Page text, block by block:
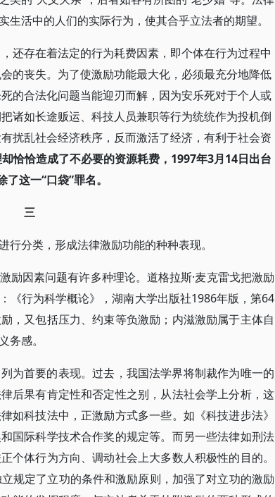
活中的人们的实际行为，使其合乎立法者的期望。
还存在着法定的行为耗费因素，即个体在行为过程中
的丧失。为了使激励功能最大化，必须最充分地降低
的合法化问题当能迎刃而解，因为安乐死对于个人或
诸如长途贩运、科技人员兼职等行为统统作为投机倒
扰乱社会经济秩序，反而激活了经济，有利于社会资
恰恰造成了不必要的资源耗费，1997年3月14日出台
这一“口袋”罪名。
三
分类，形成法律激励功能的种种表现。
励因素问题有许多种理论。道格拉斯·麦克雷戈把激励
《行为科学概论》，湖南大学出版社1986年版，第64
，又包括压力、约束等负激励；内滋激励属于主体自
感。
为首要的表现。过去，我国法学界将制裁作为唯一的
后果有肯定性和否定性之别，从法社会学上分析，这
如科技法中，正激励方式多一些。如《科技进步法》
国际科学技术合作奖的规定等。而另一些法律如刑法
个体行为方向、调动社会上大多数人积极性的目的。
规定了立功的条件和激励原则，加强了对立功的激励